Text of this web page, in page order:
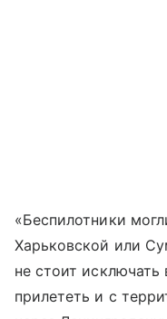
«Беспилотники
Харьковской или
не стоит
прилететь и с